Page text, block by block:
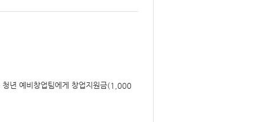
년 예비창업팀에게 창업지원금(1,000